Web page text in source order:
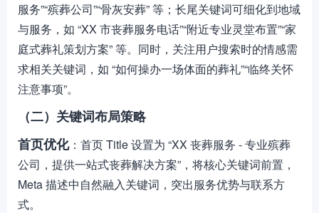
服务”“殡葬公司”“骨灰安葬” 等；长尾关键词可细化到地域
与服务，如 “XX 市丧葬服务电话”“附近专业灵堂布置”“家
庭式葬礼策划方案” 等。同时，关注用户搜索时的情感需
求相关关键词，如 “如何操办一场体面的葬礼”“临终关怀
注意事项”。
（二）关键词布局策略
首页优化：首页 Title 设置为 “XX 丧葬服务 - 专业殡葬
公司，提供一站式丧葬解决方案”，将核心关键词前置，
Meta 描述中自然融入关键词，突出服务优势与联系方
式。